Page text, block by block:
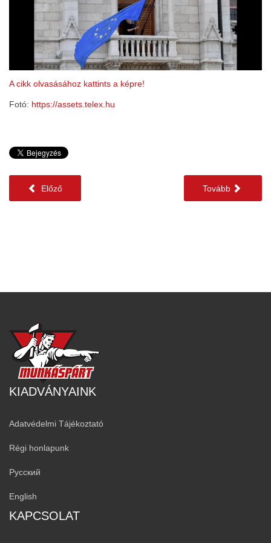
A cikk olvasásához kattints a képre!
Fotó: https://assets.telex.hu
Előző Tovább
KIADVÁNYAINK
Adatvédelmi Tájékoztató
Régi honlapunk
Русский
English
KAPCSOLAT